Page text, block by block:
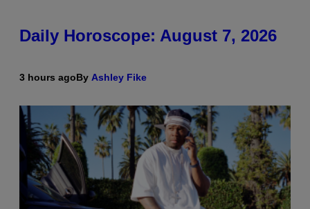
Daily Horoscope: August 7, 2026
3 hours agoBy Ashley Fike